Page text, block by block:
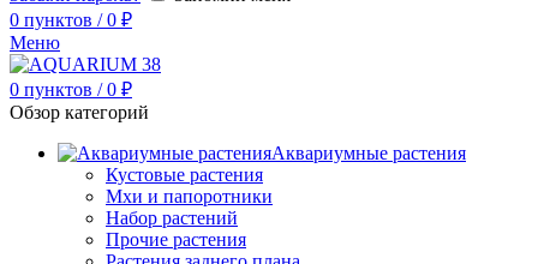
0 пунктов / 0 ₽
Меню
0 пунктов / 0 ₽
Обзор категорий
Аквариумные растения
Кустовые растения
Мхи и папоротники
Набор растений
Прочие растения